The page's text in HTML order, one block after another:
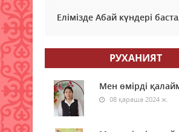
Елімізде Абай күндері
Қызылордада “Жасыл ел“
экологиялық сенбілік өтті
08 тамыз 2026 ж. 46
РУХАНИЯТ
Мен өмірді
08 қараша 2024 ж.